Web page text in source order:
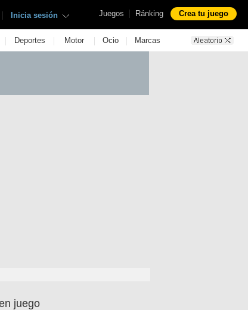
Juegos | Ránking Crea tu juego
| Inicia sesión
| Deportes | Motor | Ocio | Marcas
juego